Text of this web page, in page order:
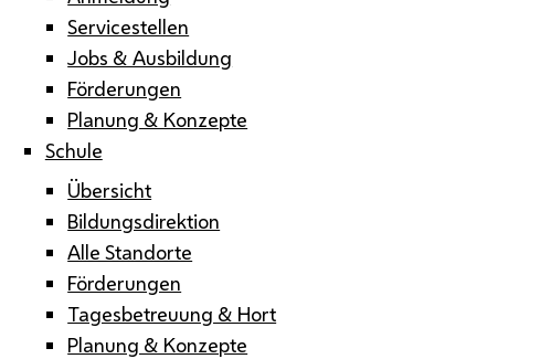
Servicestellen
Jobs & Ausbildung
Förderungen
Planung & Konzepte
Schule
Übersicht
Bildungsdirektion
Alle Standorte
Förderungen
Tagesbetreuung & Hort
Planung & Konzepte